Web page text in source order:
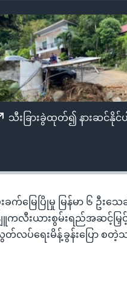
သီးခြားခွဲထုတ်၍ နားဆင်နိုင်
းခက်မြေပြိုမှု မြန်မာ ၆ ဦ
ကလီးယားစွမ်းရည်အဆင့်မြှင့်
တ်လပ်ရေးမိန့်ခွန်းပြော